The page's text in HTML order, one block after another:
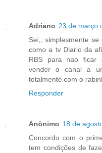
Adriano 23 de março
Sei,, simplesmente
como a tv Diario da
RBS para nao ficar
vender o canal a
totalmente com o
Responder
Anônimo 18 de
Concordo com o
tem condições de